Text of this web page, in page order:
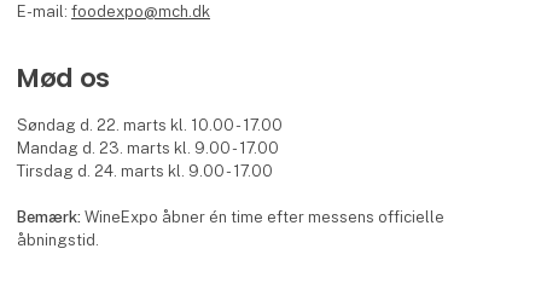
E-mail:foodexpo@mch.dk
Mød os
Søndag d. 22. marts kl. 10.00 - 17.00
Mandag d. 23. marts kl. 9.00 - 17.00
Tirsdag d. 24. marts kl. 9.00 - 17.00
Bemærk:WineExpo åbner én time efter messens officielle
åbningstid.